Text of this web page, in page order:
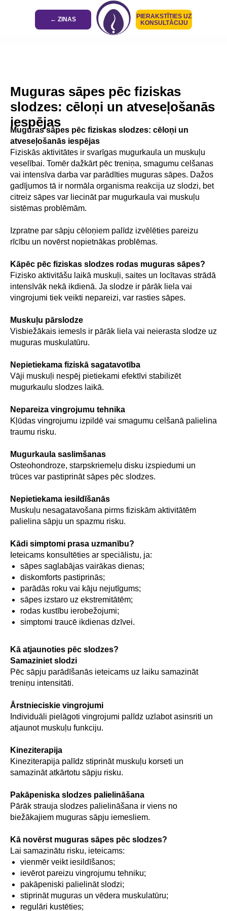
← ZINAS
PIERAKSTĪTIES UZ
KONSULTĀCIJU
Muguras sāpes pēc fiziskas
slodzes: cēloņi un atveseļošanās
iespējas
Muguras sāpes pēc fiziskas slodzes: cēloņi un
atveseļošanās iespējas
Fiziskās aktivitātes ir svarīgas mugurkaula un muskuļu
veselībai. Tomēr dažkārt pēc treniņa, smagumu celšanas
vai intensīva darba var parādīties muguras sāpes. Dažos
gadījumos tā ir normāla organisma reakcija uz slodzi, bet
citreiz sāpes var liecināt par mugurkaula vai muskuļu
sistēmas problēmām.
Izpratne par sāpju cēloņiem palīdz izvēlēties pareizu
rīcību un novērst nopietnākas problēmas.
Kāpēc pēc fiziskas slodzes rodas muguras sāpes?
Fizisko aktivitāšu laikā muskuļi, saites un locītavas strādā
intensīvāk nekā ikdienā. Ja slodze ir pārāk liela vai
vingrojumi tiek veikti nepareizi, var rasties sāpes.
Muskuļu pārslodze
Visbiežākais iemesls ir pārāk liela vai neierasta slodze uz
muguras muskulatūru.
Nepietiekama fiziskā sagatavotība
Vāji muskuļi nespēj pietiekami efektīvi stabilizēt
mugurkaulu slodzes laikā.
Nepareiza vingrojumu tehnika
Kļūdas vingrojumu izpildē vai smagumu celšanā palielina
traumu risku.
Mugurkaula saslimšanas
Osteohondroze, starpskriemeļu disku izspiedumi un
trūces var pastiprināt sāpes pēc slodzes.
Nepietiekama iesildīšanās
Muskuļu nesagatavošana pirms fiziskām aktivitātēm
palielina sāpju un spazmu risku.
Kādi simptomi prasa uzmanību?
Ieteicams konsultēties ar speciālistu, ja:
sāpes saglabājas vairākas dienas;
diskomforts pastiprinās;
parādās roku vai kāju nejutīgums;
sāpes izstaro uz ekstremitātēm;
rodas kustību ierobežojumi;
simptomi traucē ikdienas dzīvei.
Kā atjaunoties pēc slodzes?
Samaziniet slodzi
Pēc sāpju parādīšanās ieteicams uz laiku samazināt
treniņu intensitāti.
Ārstnieciskie vingrojumi
Individuāli pielāgoti vingrojumi palīdz uzlabot asinsriti un
atjaunot muskuļu funkciju.
Kineziterapija
Kineziterapija palīdz stiprināt muskuļu korseti un
samazināt atkārtotu sāpju risku.
Pakāpeniska slodzes palielināšana
Pārāk strauja slodzes palielināšana ir viens no
biežākajiem muguras sāpju iemesliem.
Kā novērst muguras sāpes pēc slodzes?
Lai samazinātu risku, ieteicams:
vienmēr veikt iesildīšanos;
ievērot pareizu vingrojumu tehniku;
pakāpeniski palielināt slodzi;
stiprināt muguras un vēdera muskulatūru;
regulāri kustēties;